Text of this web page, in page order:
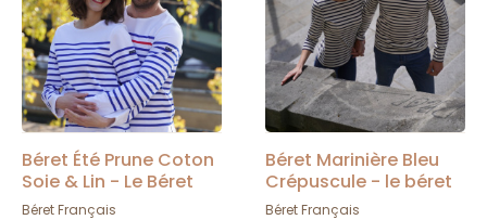
Béret Été Prune Coton
Soie & Lin - Le Béret
Français
Béret Français
Béret Marinière Bleu
Crépuscule - le béret
français
Béret Français